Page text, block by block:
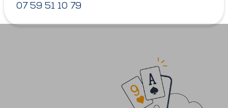
07 59 51 10 79